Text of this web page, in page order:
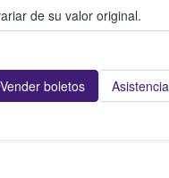
de su valor original.
Vender boletos Asistencia